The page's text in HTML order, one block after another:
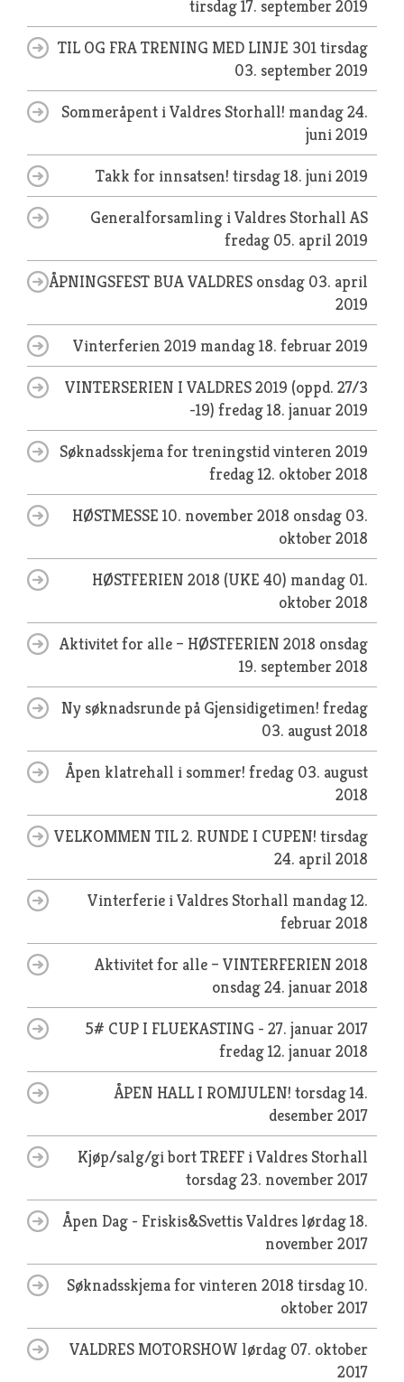
tirsdag 17. september 2019
TIL OG FRA TRENING MED LINJE 301tirsdag
03. september 2019
Sommeråpent i Valdres Storhall! mandag 24.
juni 2019
Takk for innsatsen! tirsdag 18. juni 2019
Generalforsamling i Valdres Storhall AS
fredag 05. april 2019
ÅPNINGSFEST BUA VALDRES onsdag 03. april
2019
Vinterferien 2019 mandag 18. februar 2019
VINTERSERIEN I VALDRES 2019 (oppd. 27/3
-19) fredag 18. januar 2019
Søknadsskjema for treningstid vinteren 2019
fredag 12. oktober 2018
HØSTMESSE 10. november 2018 onsdag 03.
oktober 2018
HØSTFERIEN 2018 (UKE 40) mandag 01.
oktober 2018
Aktivitet for alle – HØSTFERIEN 2018 onsdag
19. september 2018
Ny søknadsrunde på Gjensidigetimen! fredag
03. august 2018
Åpen klatrehall i sommer! fredag 03. august
2018
VELKOMMEN TIL 2. RUNDE I CUPEN! tirsdag
24. april 2018
Vinterferie i Valdres Storhall mandag 12.
februar 2018
Aktivitet for alle – VINTERFERIEN 2018
onsdag 24. januar 2018
5# CUP I FLUEKASTING - 27. januar 2017
fredag 12. januar 2018
ÅPEN HALL I ROMJULEN! torsdag 14.
desember 2017
Kjøp/salg/gi bort TREFF i Valdres Storhall
torsdag 23. november 2017
Åpen Dag - Friskis&Svettis Valdres lørdag 18.
november 2017
Søknadsskjema for vinteren 2018 tirsdag 10.
oktober 2017
VALDRES MOTORSHOW lørdag 07. oktober
2017